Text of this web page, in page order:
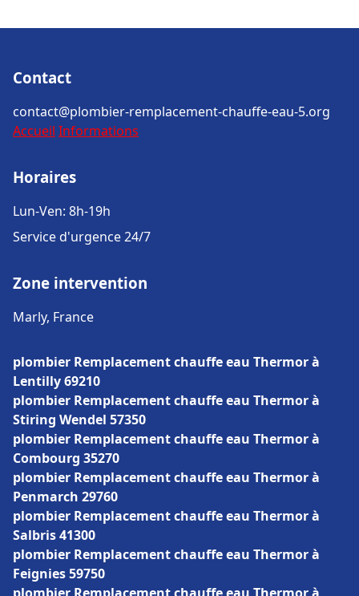
Contact
contact@plombier-remplacement-chauffe-eau-5.org
Accueil Informations
Horaires
Lun-Ven: 8h-19h
Service d'urgence 24/7
Zone intervention
Marly, France
plombier Remplacement chauffe eau Thermor à
Lentilly 69210
plombier Remplacement chauffe eau Thermor à
Stiring Wendel 57350
plombier Remplacement chauffe eau Thermor à
Combourg 35270
plombier Remplacement chauffe eau Thermor à
Penmarch 29760
plombier Remplacement chauffe eau Thermor à
Salbris 41300
plombier Remplacement chauffe eau Thermor à
Feignies 59750